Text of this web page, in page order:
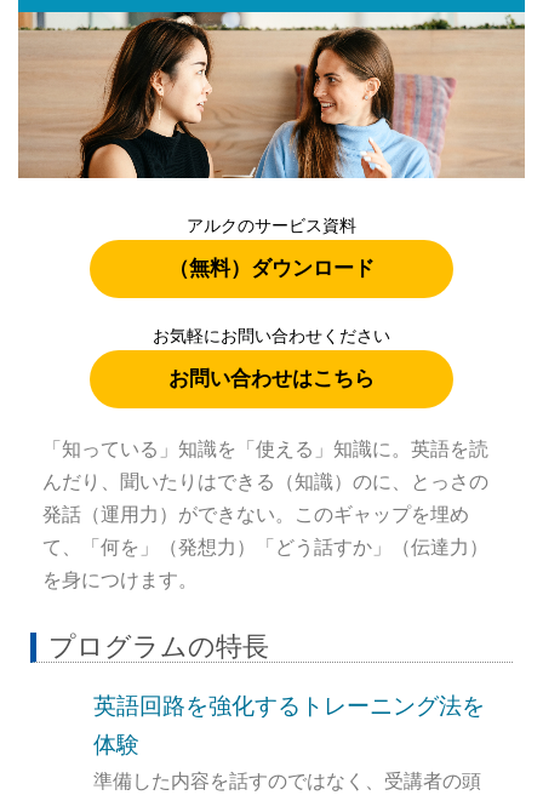
アルクのサービス資料
（無料）ダウンロード
お気軽にお問い合わせください
お問い合わせはこちら
「知っている」知識を「使える」知識に。英語を読
んだり、聞いたりはできる（知識）のに、とっさの
発話（運用力）ができない。このギャップを埋め
て、「何を」（発想力）「どう話すか」（伝達力）
を身につけます。
プログラムの特長
英語回路を強化するトレーニング法を
体験
準備した内容を話すのではなく、受講者の頭